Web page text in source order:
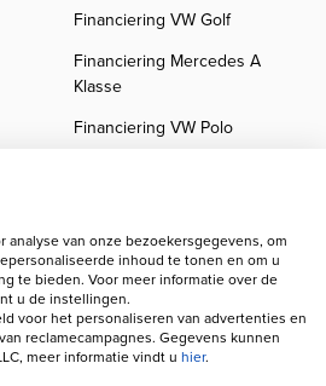
Financiering VW Golf
Financiering Mercedes A
Klasse
Financiering VW Polo
analyse van onze bezoekersgegevens, om
inhoud te tonen en om u
te bieden. Voor meer informatie over de
u de instellingen.
voor het personaliseren van advertenties en
reclamecampagnes. Gegevens kunnen
meer informatie vindt u hier.